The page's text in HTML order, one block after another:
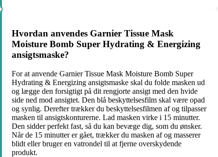
Hvordan anvendes Garnier Tissue Mask
Moisture Bomb Super Hydrating & Energizing
ansigtsmaske?
For at anvende Garnier Tissue Mask Moisture Bomb Super
Hydrating & Energizing ansigtsmaske skal du folde masken ud
og lægge den forsigtigt på dit rengjorte ansigt med den hvide
side ned mod ansigtet. Den blå beskyttelsesfilm skal være opad
og synlig. Derefter trækker du beskyttelsesfilmen af og tilpasser
masken til ansigtskonturerne. Lad masken virke i 15 minutter.
Den sidder perfekt fast, så du kan bevæge dig, som du ønsker.
Når de 15 minutter er gået, trækker du masken af og masserer
blidt eller bruger en vatrondel til at fjerne overskydende
produkt.